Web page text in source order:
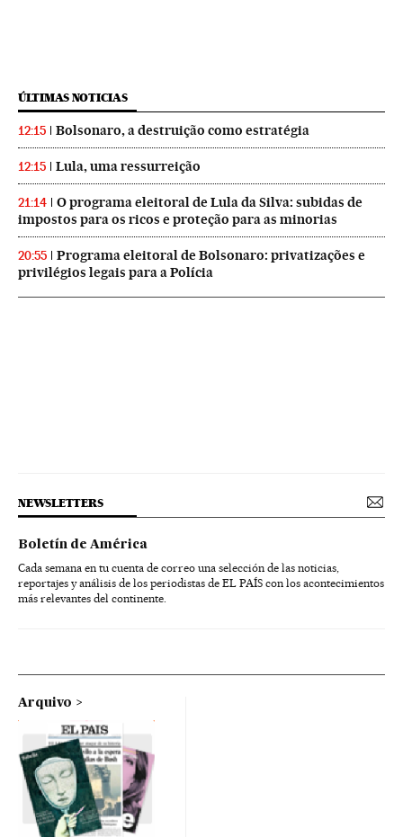
ÚLTIMAS NOTICIAS
12:15 Bolsonaro, a destruição como estratégia
12:15 Lula, uma ressurreição
21:14
O programa eleitoral de Lula da Silva: subidas de
impostos para os ricos e proteção para as minorias
20:55
Programa eleitoral de Bolsonaro: privatizações e
privilégios legais para a Polícia
NEWSLETTERS
Boletín de América
Cada semana en tu cuenta de correo una selección de las noticias,
reportajes y análisis de los periodistas de EL PAÍS con los acontecimientos
más relevantes del continente.
Arquivo